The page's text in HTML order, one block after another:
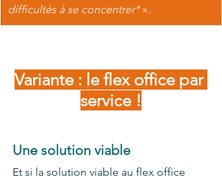
difficultés à se concentrer* ».
Variante : le flex office par
service !
Une solution viable
Et si la solution viable au flex office